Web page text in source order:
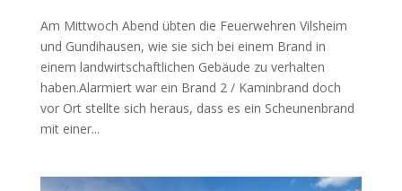
Am Mittwoch Abend übten die Feuerwehren Vilsheim
und Gundihausen, wie sie sich bei einem Brand in
einem landwirtschaftlichen Gebäude zu verhalten
haben.Alarmiert war ein Brand 2 / Kaminbrand doch
vor Ort stellte sich heraus, dass es ein Scheunenbrand
mit einer...